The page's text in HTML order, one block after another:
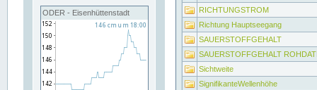
ODER - Eisenhüttenstadt
RICHTUNGSTROM
Richtung Hauptseegang
SAUERSTOFFGEHALT
SAUERSTOFFGEHALT
Sichtweite
SignifikanteWellenhöhe